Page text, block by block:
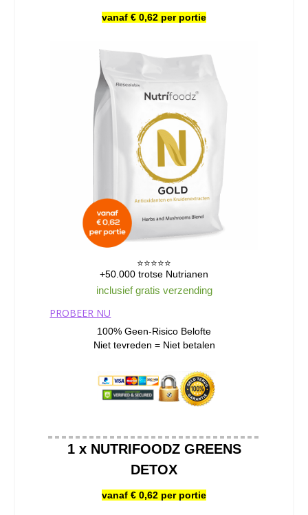
vanaf € 0,62 per portie
⭐️⭐️⭐️⭐️⭐️
+50.000 trotse Nutrianen
inclusief gratis verzending
PROBEER NU
100% Geen-Risico Belofte
Niet tevreden = Niet betalen
1 x NUTRIFOODZ GREENS
DETOX
vanaf € 0,62 per portie